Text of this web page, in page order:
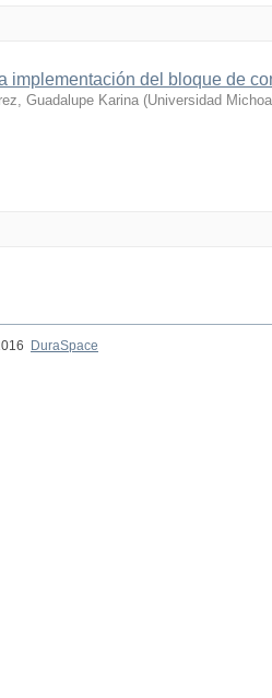
implementación del bloque de
Guadalupe Karina (Universidad
DuraSpace